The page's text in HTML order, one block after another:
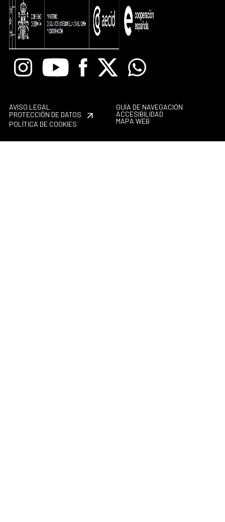
InstagramYoutube Facebook
X Whatsapp
AVISO LEGAL
PROTECCIÓN DE DATOS
POLÍTICA DE COOKIES
GUÍA DE NAVEGACIÓN
ACCESIBILIDAD
MAPA WEB